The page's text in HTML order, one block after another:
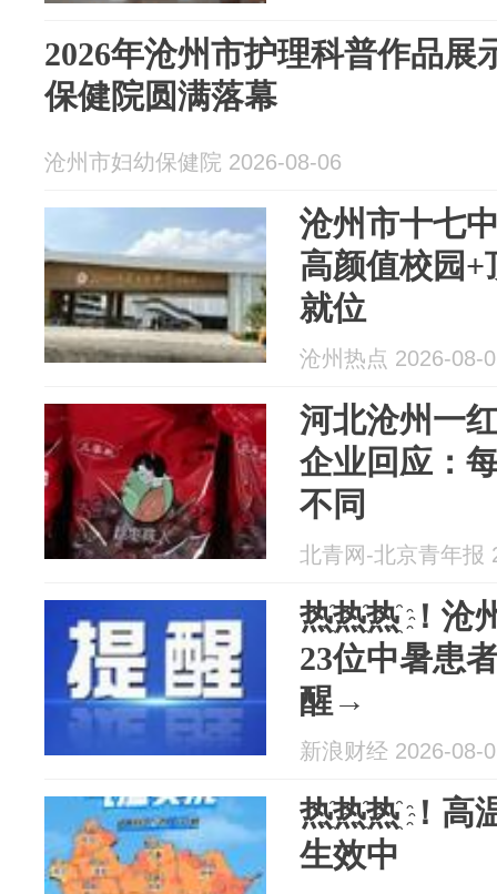
2026年沧州市护理科普作品展
保健院圆满落幕
沧州市妇幼保健院 2026-08-06
沧州市十七
高颜值校园+
就位
沧州热点 2026-08-
河北沧州一
企业回应：
不同
北青网-北京青年报
热҈热҈热҈ ！
23位中暑患
醒→
新浪财经 2026-08-
热҈热҈热҈ ！
生效中